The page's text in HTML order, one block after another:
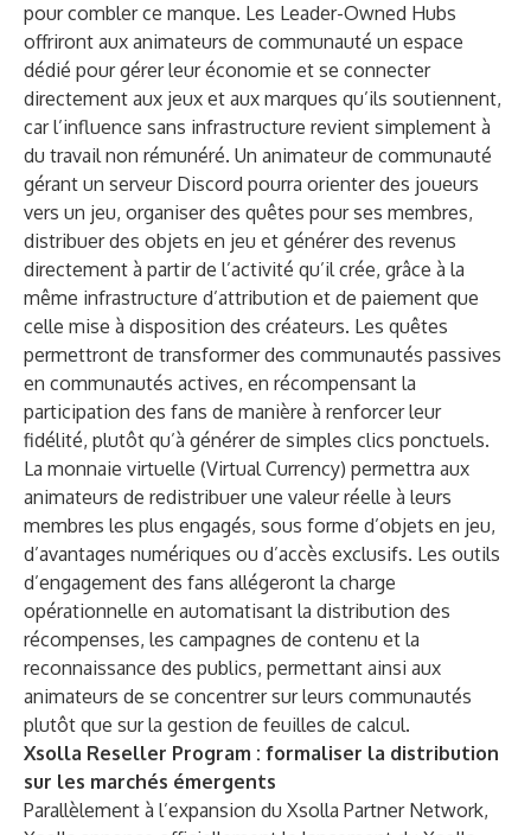
pour combler ce manque. Les Leader-Owned Hubs
offriront aux animateurs de communauté un espace
dédié pour gérer leur économie et se connecter
directement aux jeux et aux marques qu’ils soutiennent,
car l’influence sans infrastructure revient simplement à
du travail non rémunéré. Un animateur de communauté
gérant un serveur Discord pourra orienter des joueurs
vers un jeu, organiser des quêtes pour ses membres,
distribuer des objets en jeu et générer des revenus
directement à partir de l’activité qu’il crée, grâce à la
même infrastructure d’attribution et de paiement que
celle mise à disposition des créateurs. Les quêtes
permettront de transformer des communautés passives
en communautés actives, en récompensant la
participation des fans de manière à renforcer leur
fidélité, plutôt qu’à générer de simples clics ponctuels.
La monnaie virtuelle (Virtual Currency) permettra aux
animateurs de redistribuer une valeur réelle à leurs
membres les plus engagés, sous forme d’objets en jeu,
d’avantages numériques ou d’accès exclusifs. Les outils
d’engagement des fans allégeront la charge
opérationnelle en automatisant la distribution des
récompenses, les campagnes de contenu et la
reconnaissance des publics, permettant ainsi aux
animateurs de se concentrer sur leurs communautés
plutôt que sur la gestion de feuilles de calcul.
Xsolla Reseller Program : formaliser la distribution
sur les marchés émergents
Parallèlement à l’expansion du Xsolla Partner Network,